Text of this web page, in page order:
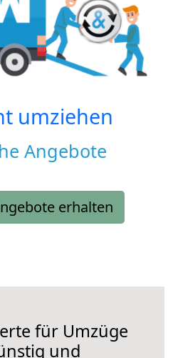
umziehen
Angebote
erhalten
für Umzüge
und